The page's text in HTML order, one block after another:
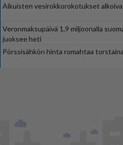
Aikuisten vesirokkorokotukset
Veronmaksupäivä 1,9 miljoonalla
juoksee heti
Pörssisähkön hinta romahtaa torstaina